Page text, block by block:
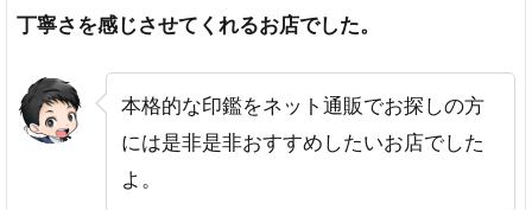
丁寧さを感じさせてくれるお店でした。
本格的な印鑑をネット通販でお探しの方
には是非是非おすすめしたいお店でした
よ。